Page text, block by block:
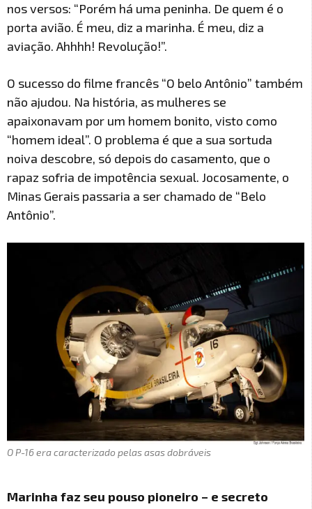
nos versos: “Porém há uma peninha. De quem é o
porta avião. É meu, diz a marinha. É meu, diz a
aviação. Ahhhh! Revolução!”.
O sucesso do filme francês “O belo Antônio” também
não ajudou. Na história, as mulheres se
apaixonavam por um homem bonito, visto como
“homem ideal”. O problema é que a sua sortuda
noiva descobre, só depois do casamento, que o
rapaz sofria de impotência sexual. Jocosamente, o
Minas Gerais passaria a ser chamado de “Belo
Antônio”.
O P-16 era caracterizado pelas asas dobráveis
Marinha faz seu pouso pioneiro – e secreto